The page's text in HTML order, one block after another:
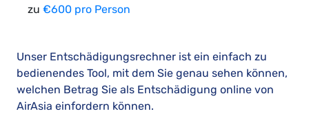
zu €600 pro Person
Unser Entschädigungsrechner ist ein einfach zu
bedienendes Tool, mit dem Sie genau sehen können,
welchen Betrag Sie als Entschädigung online von
AirAsia einfordern können.